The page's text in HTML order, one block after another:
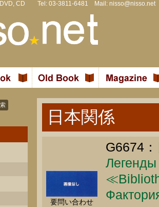
DVD, CD Tel: 03-3811-6481 Mail: nisso@nisso.net
日本関係
要問い合わせ
G6674：